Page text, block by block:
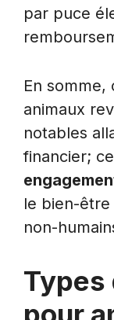
par puce
En
animaux
notables
financier;
le bien-
non-
Types